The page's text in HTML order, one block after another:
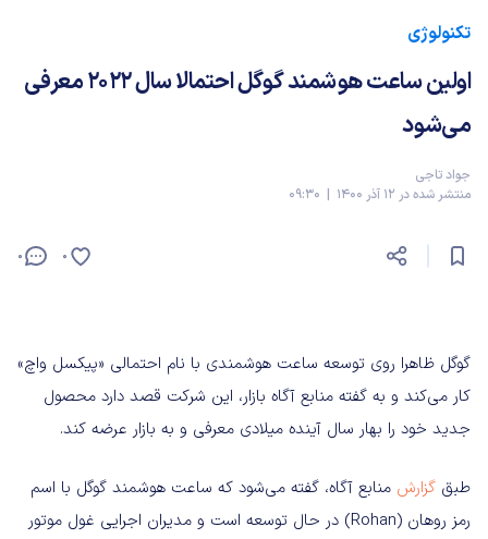
تکنولوژی
اولین ساعت هوشمند گوگل احتمالا سال ۲۰۲۲ معرفی
می‌شود
جواد تاجی
منتشر شده در 12 آذر 1400 | 09:30
0 0
گوگل ظاهرا روی توسعه ساعت هوشمندی با نام احتمالی «پیکسل واچ»
کار می‌کند و به گفته منابع آگاه بازار، این شرکت قصد دارد محصول
جدید خود را بهار سال آینده میلادی معرفی و به بازار عرضه کند.
طبق گزارش منابع آگاه، گفته می‌شود که ساعت هوشمند گوگل با اسم
رمز روهان (Rohan) در حال توسعه است و مدیران اجرایی غول موتور